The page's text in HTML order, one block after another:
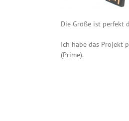
Die Größe ist perfekt
Ich habe das Projekt
(Prime).